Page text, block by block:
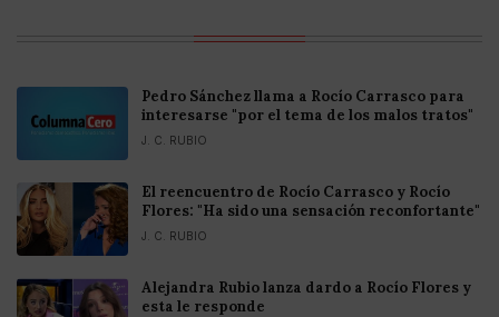
Pedro Sánchez llama a Rocío Carrasco para
interesarse "por el tema de los malos tratos"
J. C. RUBIO
El reencuentro de Rocío Carrasco y Rocío
Flores: "Ha sido una sensación reconfortante"
J. C. RUBIO
Alejandra Rubio lanza dardo a Rocío Flores y
esta le responde